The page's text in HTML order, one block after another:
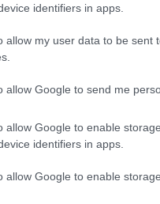
identifiers in apps.
allow my user data to be sent
allow Google to send me
allow Google to enable
identifiers in apps.
allow Google to enable
pensando a un
associata. I
uniforme, copricapo,
per arma e ritratto
direttamente alla
il programma